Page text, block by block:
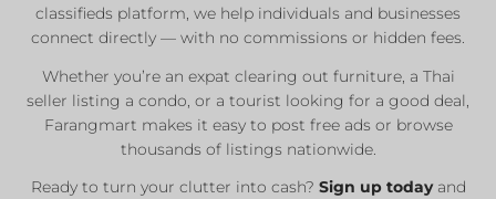
Sale & Rent
List Now
classifieds platform, we help individuals and businesses
connect directly — with no commissions or hidden fees.
Whether you’re an expat clearing out furniture, a Thai
seller listing a condo, or a tourist looking for a good deal,
Farangmart makes it easy to post free ads or browse
thousands of listings nationwide.
Ready to turn your clutter into cash? Sign up todayand